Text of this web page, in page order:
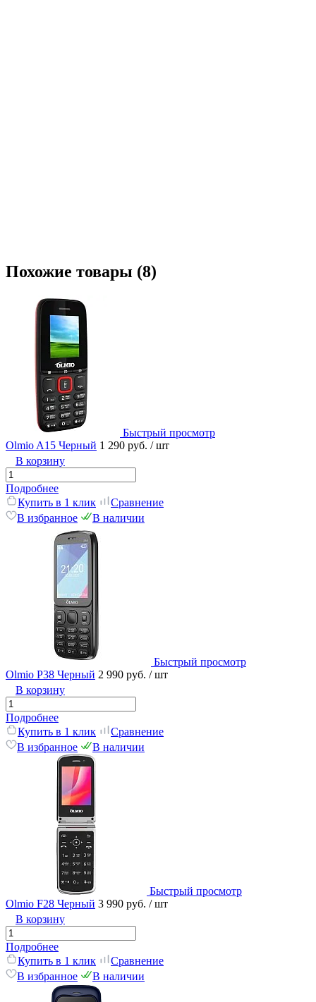
Похожие товары (8)
Быстрый просмотр
Olmio A15 Черный 1 290 руб. / шт
В корзину
Подробнее
Купить в 1 клик
Сравнение
В избранное
В наличии
Быстрый просмотр
Olmio P38 Черный 2 990 руб. / шт
В корзину
Подробнее
Купить в 1 клик
Сравнение
В избранное
В наличии
Быстрый просмотр
Olmio F28 Черный 3 990 руб. / шт
В корзину
Подробнее
Купить в 1 клик
Сравнение
В избранное
В наличии